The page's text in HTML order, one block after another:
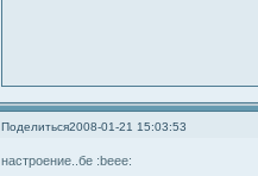
Поделиться2008-01-21 15:03:53
настроение..бе :beee: